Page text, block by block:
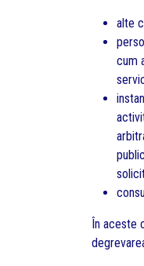
alte
cum
În aceste